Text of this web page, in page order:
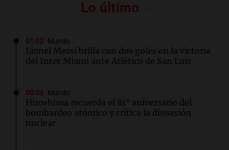
Lo último
01:02 Mundo
Lionel Messi brilla con dos goles en la victoria
del Inter Miami ante Atlético de San Luis
00:53 Mundo
Hiroshima recuerda el 81° aniversario del
bombardeo atómico y critica la disuasión
nuclear